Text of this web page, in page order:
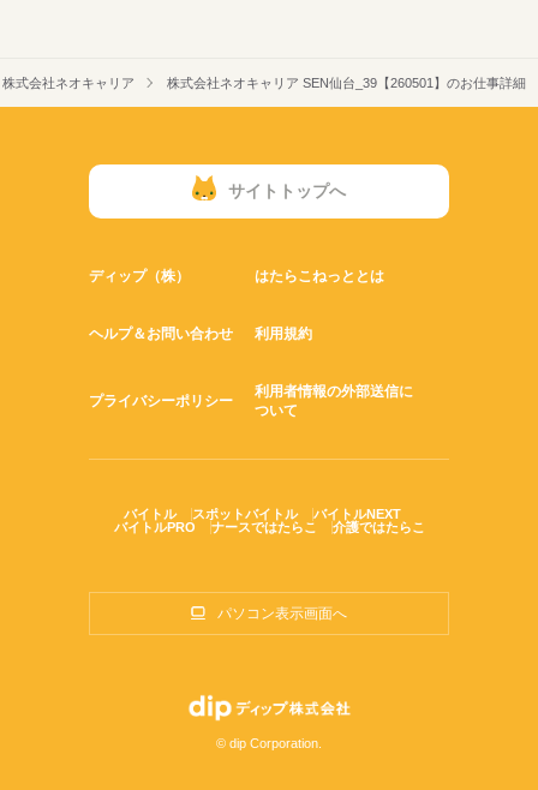
株式会社ネオキャリア 株式会社ネオキャリア SEN仙台_39【260501】のお仕事詳細
サイトトップへ
ディップ（株） はたらこねっととは
ヘルプ＆お問い合わせ 利用規約
プライバシーポリシー
利用者情報の外部送信に
ついて
バイトル スポットバイトル
バイトルNEXT
バイトルPRO
ナースではたらこ 介護ではたらこ
パソコン表示画面へ
© dip Corporation.